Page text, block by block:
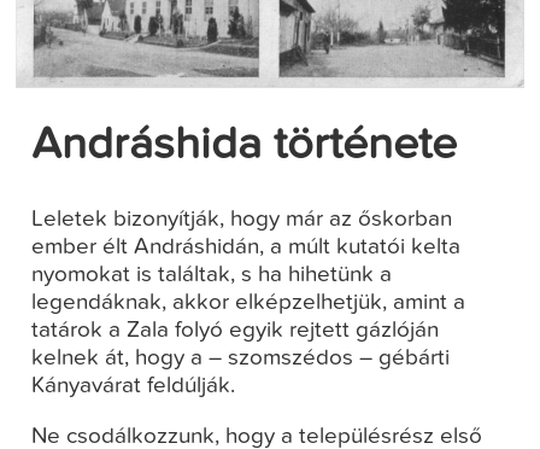
Andráshida története
Leletek bizonyítják, hogy már az őskorban
ember élt Andráshidán, a múlt kutatói kelta
nyomokat is találtak, s ha hihetünk a
legendáknak, akkor elképzelhetjük, amint a
tatárok a Zala folyó egyik rejtett gázlóján
kelnek át, hogy a – szomszédos – gébárti
Kányavárat feldúlják.
Ne csodálkozzunk, hogy a településrész első